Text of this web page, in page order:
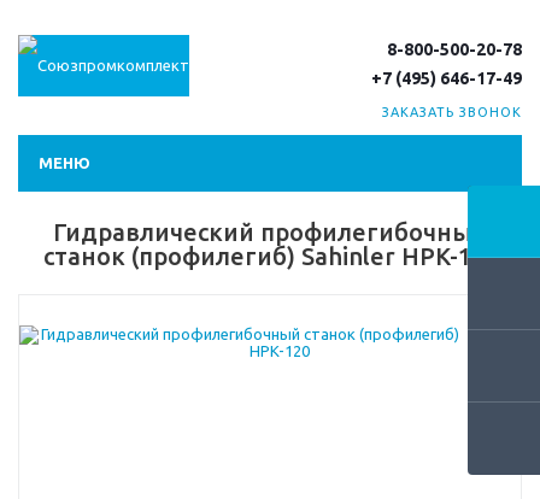
8-800-500-20-78
+7 (495) 646-17-49
ЗАКАЗАТЬ ЗВОНОК
МЕНЮ
Гидравлический профилегибочный
станок (профилегиб) Sahinler HPK-120